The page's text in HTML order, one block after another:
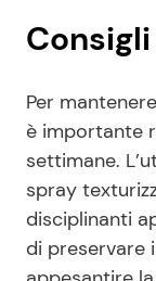
Consigli
Per
è importante
settimane.
spray
disciplinanti
di preservare